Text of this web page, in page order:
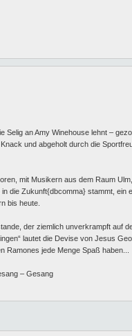
Selig an Amy Winehouse lehnt –
und abgeholt durch die
mit Musikern aus dem Raum
die Zukunft{dbcomma} stammt, ein
bis heute.
der ziemlich unverkrampft auf
lautet die Devise von Jesus
Ramones jede Menge Spaß haben...
– Gesang